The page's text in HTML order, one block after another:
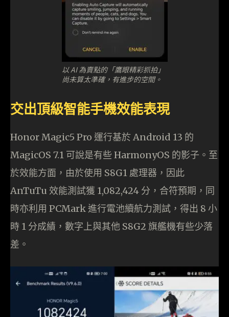
以 AI 為賣點的「鷹眼精彩抓拍」
尚未算太準確，有進步的空間。
交出頂級智能手機效能表現
Honor Magic5 Pro 運行基於 Android 13 的
MagicOS 7.1 可說是有些 HarmonyOS 的影子。至
於效能方面，由於使用 S8G1 處理器，因此
AnTuTu 效能測試獲 1,082,424 分，合符預期，同
時亦利用 PCMark 進行電池續航力測試，得出 8 小
時 1 分成績，數字上與其他 S8G2 旗艦機有些少落
差。